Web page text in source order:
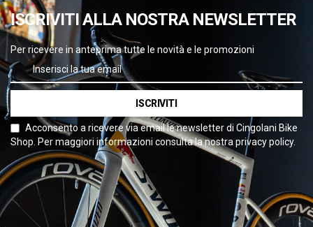
ISCRIVITI ALLA NOSTRA NEWSLETTER
Per ricevere in anteprima tutte le novità e le promozioni
ISCRIVITI
Acconsento a ricevere via email le newsletter di Cingolani Bike
Shop. Per maggiori informazioni consulta la nostra privacy policy.